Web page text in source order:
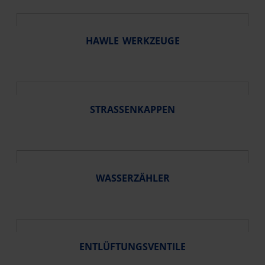
HAWLE WERKZEUGE
STRASSENKAPPEN
WASSERZÄHLER
ENTLÜFTUNGSVENTILE